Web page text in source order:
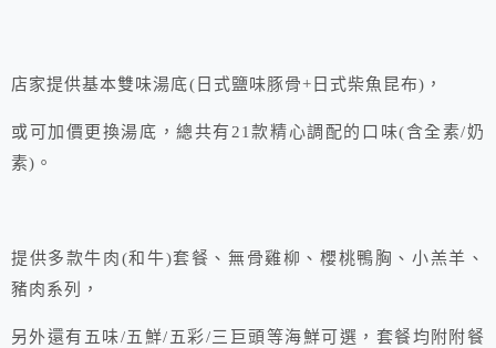
店家提供基本雙味湯底(日式鹽味豚骨+日式柴魚昆布)，
或可加價更換湯底，總共有21款精心調配的口味(含全素/奶
素)。
提供多款牛肉(和牛)套餐、無骨雞柳、櫻桃鴨胸、小羔羊、
豬肉系列，
另外還有五味/五鮮/五彩/三巨頭等海鮮可選，套餐均附附餐